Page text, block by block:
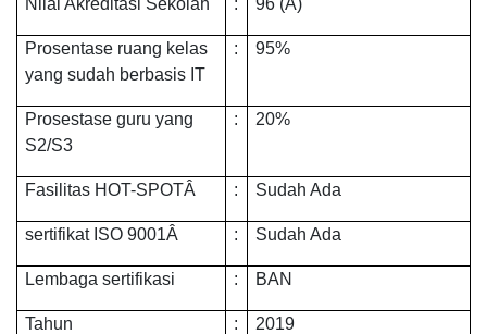
Nilai Akreditasi Sekolah : 96 (A)
Prosentase ruang kelas
yang sudah berbasis IT
: 95%
Prosestase guru yang
S2/S3
: 20%
Fasilitas HOT-SPOTÂ : Sudah Ada
sertifikat ISO 9001Â : Sudah Ada
Lembaga sertifikasi : BAN
Tahun : 2019